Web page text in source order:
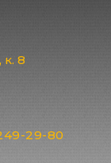
к. 8
29-80